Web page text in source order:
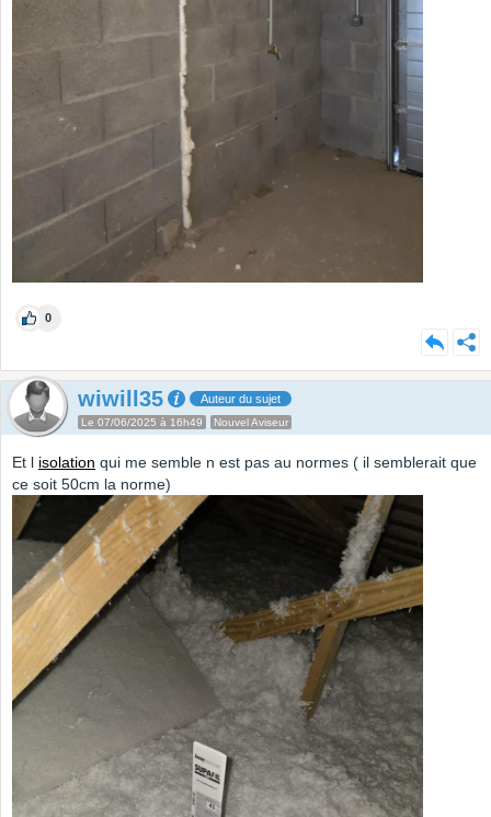
0
wiwill35 Auteur du sujet
Le 07/06/2025 à 16h49 Nouvel Aviseur
Et l isolation qui me semble n est pas au normes ( il semblerait que
ce soit 50cm la norme)